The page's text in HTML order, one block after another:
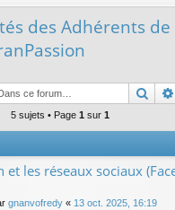
des Adhérents de
5 sujets • Page 1 sur 1
et les réseaux sociaux
gnanvofredy « 13 oct. 2025, 16:19